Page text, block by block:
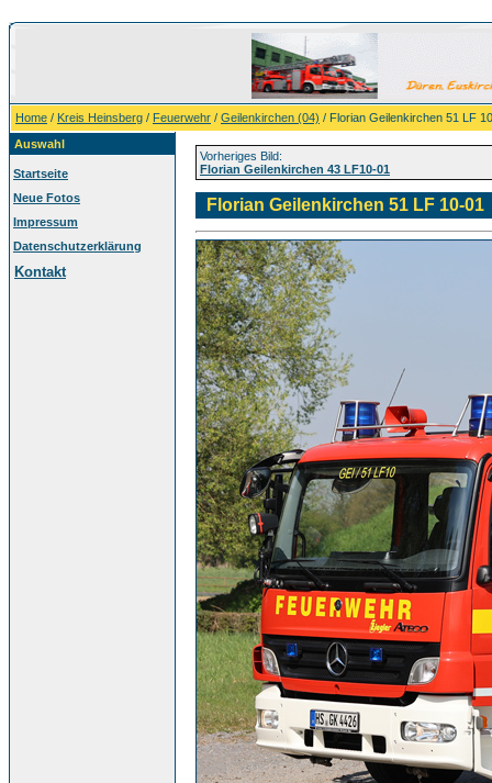
Home / Kreis Heinsberg / Feuerwehr / Geilenkirchen (04) / Florian Geilenkirchen 51 LF
Auswahl
Startseite
Neue Fotos
Impressum
Datenschutzerklärung
Kontakt
Vorheriges Bild:
Florian Geilenkirchen 43 LF10-01
Florian Geilenkirchen 51 LF 10-01